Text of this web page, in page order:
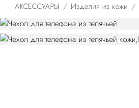
АКСЕССУАРЫ Изделия из кожи